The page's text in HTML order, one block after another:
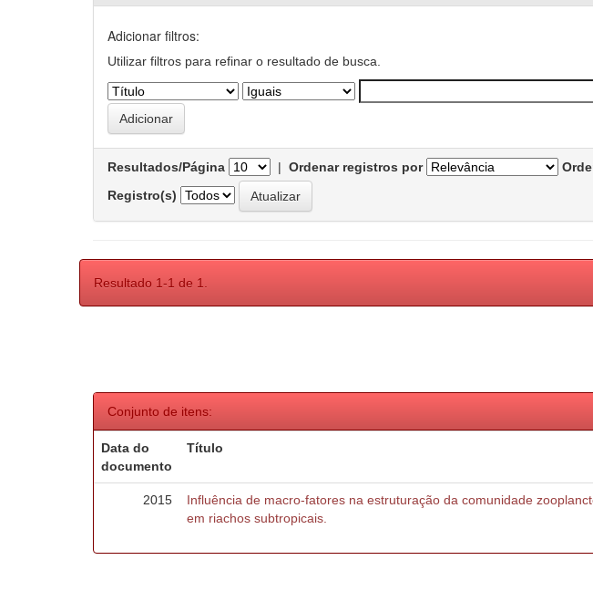
Adicionar filtros:
Utilizar filtros para refinar o resultado de busca.
Resultados/Página | Ordenar registros por
Registro(s)
Resultado 1-1 de 1.
Conjunto de itens:
Data do
documento
Título
2015
Influência de macro-fatores na estruturação da comunidade
em riachos subtropicais.